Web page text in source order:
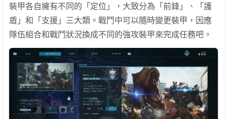
裝甲各自擁有不同的「定位」，大致分為「前鋒」、「護
盾」和「支援」三大類。戰鬥中可以隨時變更裝甲，因應
隊伍組合和戰鬥狀況換成不同的強攻裝甲來完成任務吧。